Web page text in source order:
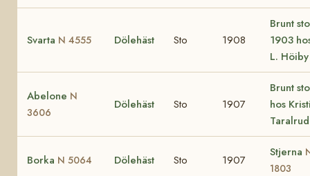
Svarta N 4555 Dölehäst Sto 1908
Brunt
1903
L. Höiby
Abelone N
3606
Dölehäst Sto 1907
Brunt
hos
Taralrud
Borka N 5064 Dölehäst Sto 1907
Stjerna
1803